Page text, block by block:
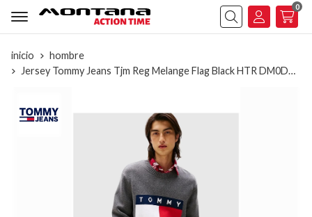
Buscar
0
inicio
hombre
Jersey Tommy Jeans Tjm Reg Melange Flag Black HTR DM0DM22105 PU2